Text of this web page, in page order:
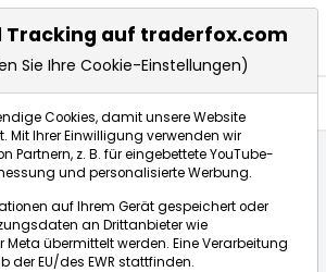
Tracking auf traderfox.com
Sie Ihre Cookie-Einstellungen)
Cookies, damit unsere Website
Mit Ihrer Einwilligung verwenden wir
Partnern, z. B. für eingebettete YouTube-
und personalisierte Werbung.
auf Ihrem Gerät gespeichert oder
an Drittanbieter wie
Meta übermittelt werden. Eine Verarbeitung
EU/des EWR stattfinden.